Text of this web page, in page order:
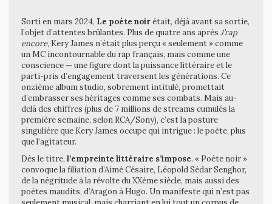
Sorti en mars 2024, Le poète noirétait, déjà avant sa sortie,
l’objet d’attentes brûlantes. Plus de quatre ans après J’rap
encore, Kery James n’était plus perçu « seulement » comme
un MC incontournable du rap français, mais comme une
conscience — une figure dont la puissance littéraire et le
parti-pris d’engagement traversent les générations. Ce
onzième album studio, sobrement intitulé, promettait
d’embrasser ses héritages comme ses combats. Mais au-
delà des chiffres (plus de 7 millions de streams cumulés la
première semaine, selon RCA/Sony), c’est la posture
singulière que Kery James occupe qui intrigue : le poète, plus
que l’agitateur.
Dès le titre, l’empreinte littéraire s’impose. « Poète noir »
convoque la filiation d’Aimé Césaire, Léopold Sédar Senghor,
de la négritude à la révolte du XXème siècle, mais aussi des
poètes maudits, d’Aragon à Hugo. Un manifeste qui n’est pas